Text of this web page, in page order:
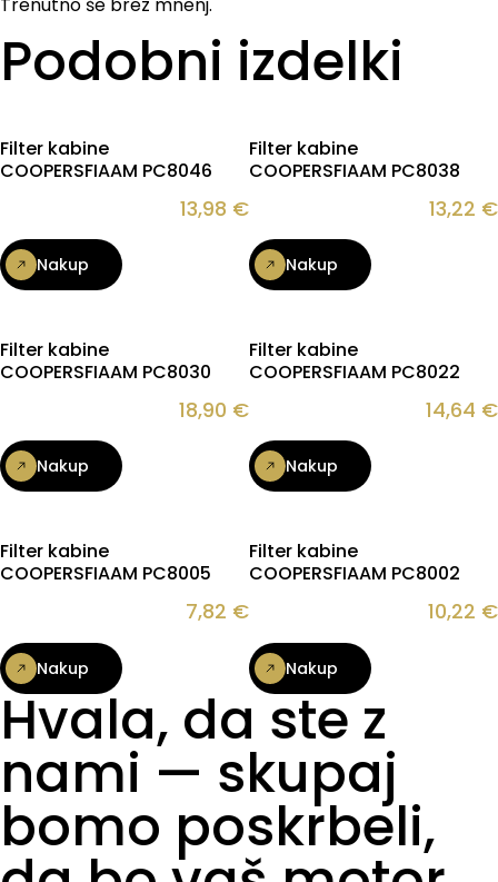
Trenutno še brez mnenj.
Podobni izdelki
Filter kabine
COOPERSFIAAM PC8046
13,98 €
Nakup
Filter kabine
COOPERSFIAAM PC8038
13,22 €
Nakup
Filter kabine
COOPERSFIAAM PC8030
18,90 €
Nakup
Filter kabine
COOPERSFIAAM PC8022
14,64 €
Nakup
Filter kabine
COOPERSFIAAM PC8005
7,82 €
Nakup
Filter kabine
COOPERSFIAAM PC8002
10,22 €
Nakup
Hvala, da ste z
nami — skupaj
bomo poskrbeli,